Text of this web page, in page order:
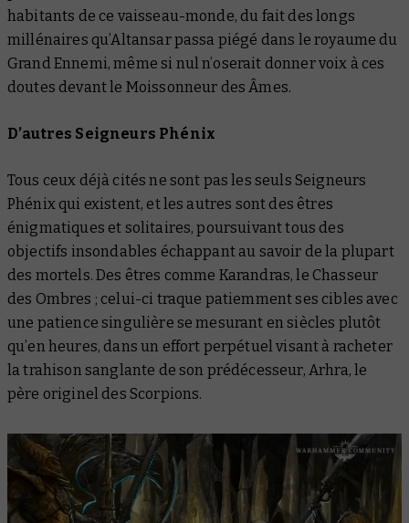
habitants de ce vaisseau-monde, du fait des longs
millénaires qu’Altansar passa piégé dans le royaume du
Grand Ennemi, même si nul n’oserait donner voix à ces
doutes devant le Moissonneur des Âmes.
D’autres Seigneurs Phénix
Tous ceux déjà cités ne sont pas les seuls Seigneurs
Phénix qui existent, et les autres sont des êtres
énigmatiques et solitaires, poursuivant tous des
objectifs insondables échappant au savoir de la plupart
des mortels. Des êtres comme Karandras, le Chasseur
des Ombres ; celui-ci traque patiemment ses cibles avec
une patience singulière se mesurant en siècles plutôt
qu’en heures, dans un effort perpétuel visant à racheter
la trahison sanglante de son prédécesseur, Arhra, le
père originel des Scorpions.